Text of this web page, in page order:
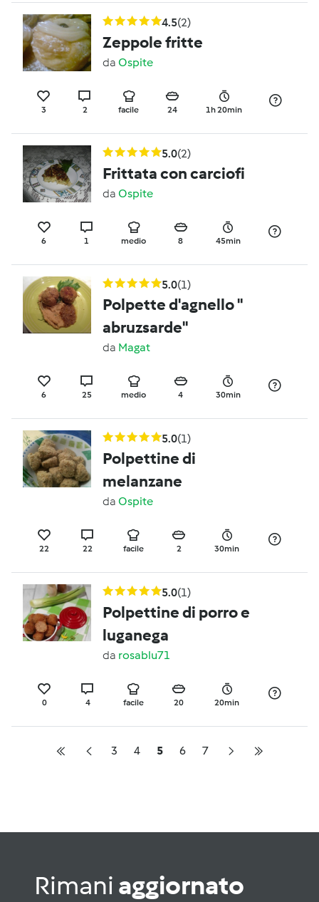
4.5(2)
Zeppole fritte
da Ospite
3 2 facile 24 1h 20min
5.0(2)
Frittata con carciofi
da Ospite
6 1 medio 8 45min
5.0(1)
Polpette d'agnello "
abruzsarde"
da Magat
6 25 medio 4 30min
5.0(1)
Polpettine di
melanzane
da Ospite
22 22 facile 2 30min
5.0(1)
Polpettine di porro e
luganega
da rosablu71
0 4 facile 20 20min
3 4 5 6 7
Rimani aggiornato